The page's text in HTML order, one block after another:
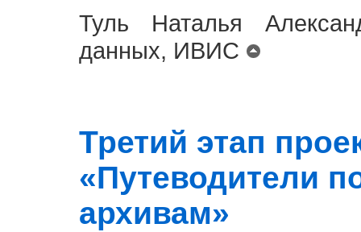
Туль Наталья
данных, ИВИС
Третий этап
«Путеводители
архивам»